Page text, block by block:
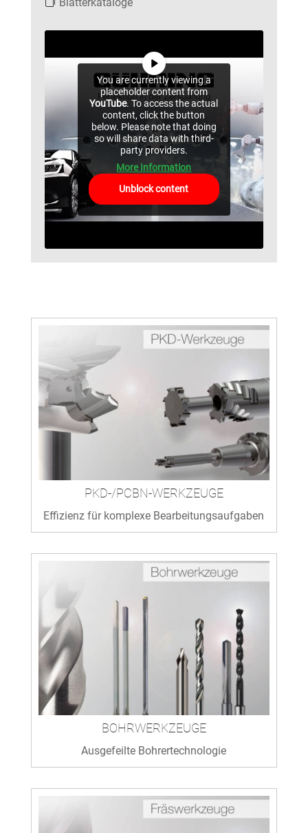
You are currently viewing a
placeholder content from
YouTube. To access the actual
content, click the button
below. Please note that doing
so will share data with third-
party providers.
More Information
Unblock content
PKD-/PCBN-WERKZEUGE
Effizienz für komplexe Bearbeitungsaufgaben
BOHRWERKZEUGE
Ausgefeilte Bohrertechnologie